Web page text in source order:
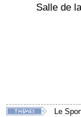
Salle de
Le